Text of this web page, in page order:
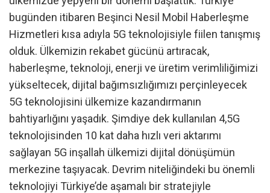
bugünden itibaren Beşinci Nesil Mobil Haberleşme
Hizmetleri kısa adıyla 5G teknolojisiyle fiilen tanışmış
olduk. Ülkemizin rekabet gücünü artıracak,
haberleşme, teknoloji, enerji ve üretim verimliliğimizi
yükseltecek, dijital bağımsızlığımızı perçinleyecek
5G teknolojisini ülkemize kazandırmanın
bahtiyarlığını yaşadık. Şimdiye dek kullanılan 4,5G
teknolojisinden 10 kat daha hızlı veri aktarımı
sağlayan 5G inşallah ülkemizi dijital dönüşümün
merkezine taşıyacak. Devrim niteliğindeki bu önemli
teknolojiyi Türkiye’de aşamalı bir stratejiyle